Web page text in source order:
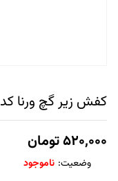
کفش زیر گچ ورنا کد V510
۵۲۰,۰۰۰تومان
وضعیت: ناموجود